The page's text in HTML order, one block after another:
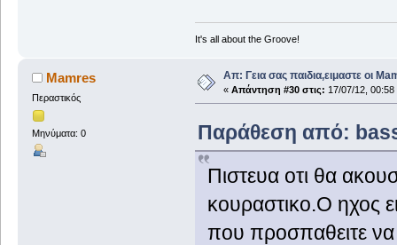
It's all about the Groove!
Mamres
Περαστικός
Μηνύματα: 0
Απ: Γεια σας παιδια,ειμαστε οι
« Απάντηση #30 στις: 17/07/12, 00:58
Παράθεση από:
Πιστευα οτι θα
κουραστικο.Ο ηχος
που προσπαθειτε να